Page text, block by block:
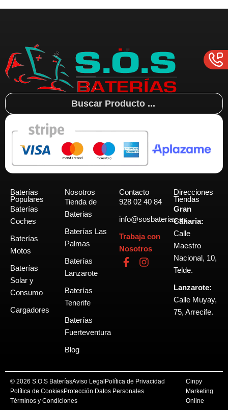
Search
...
Baterías
Populares
Baterías
Coches
Baterías
Motos
Baterías
Solar y
Consumo
Cargadores
Nosotros
Tienda de
Baterias
Baterías Las
Palmas
Baterías
Lanzarote
Baterías
Tenerife
Baterías
Fuerteventura
Blog
Contacto
928 02 40 84
info@sosbaterias.es
Trabaja con
Nosotros
F
a
I
n
Direcciones
Tiendas
Gran
Canaria:
Calle
Maestro
Nacional, 10,
Telde.
Lanzarote:
Calle Muyay,
75, Arrecife.
© 2026 S.O.S BateríasAviso Legal Política de Privacidad
Política de CookiesProtección Datos Personales
Términos y Condiciones
Cinpy
Marketing
Online